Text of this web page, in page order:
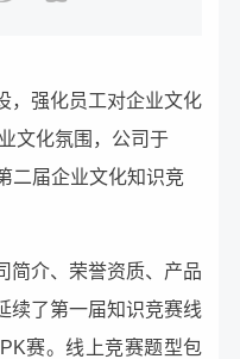
，强化员工对企业文化
文化氛围，公司于
二届企业文化知识竞
简介、荣誉资质、产品
续了第一届知识竞赛线
赛。 线上竞赛题型包